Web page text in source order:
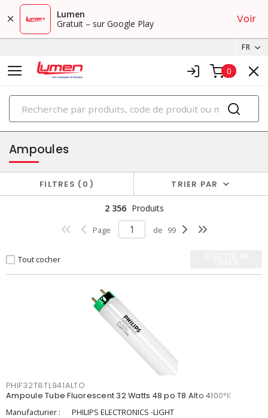
Lumen
Gratuit – sur Google Play
Voir
FR
0
PRODUITS
éclairage
Ampoules
FILTRES 0 TRIER PAR
2 356 Produits
Page de 99
Tout cocher
PHIF32T8TL941ALTO
Ampoule Tube Fluorescent 32 Watts 48 po T8 Alto 4100°K
Manufacturier :
PHILIPS ELECTRONICS -LIGHT